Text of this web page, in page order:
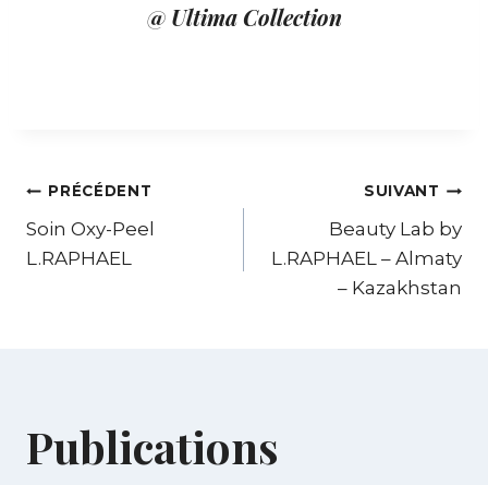
@ Ultima Collection
PRÉCÉDENT
Soin Oxy-Peel
L.RAPHAEL
SUIVANT
Beauty Lab by
L.RAPHAEL – Almaty
– Kazakhstan
Publications